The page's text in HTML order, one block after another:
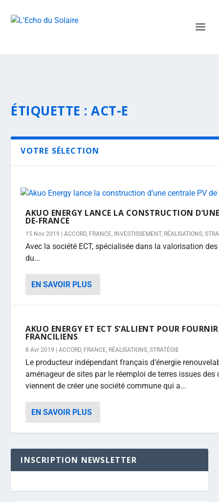
ÉTIQUETTE :ACT-E
VOTRE SÉLECTION
AKUO ENERGY LANCE LA CONSTRUCTION
DE-FRANCE
15 Nov 2019 |ACCORD, FRANCE, INVESTISSEMENT, RÉALISATIONS,
Avec la société ECT, spécialisée dans la valorisation
du...
EN SAVOIR PLUS
AKUO ENERGY ET ECT S’ALLIENT POUR
FRANCILIENS
8 Avr 2019 |ACCORD, FRANCE, RÉALISATIONS,STRATÉGIE
Le producteur indépendant français d’énergie
aménageur de sites par le réemploi de terres issues des
viennent de créer une société commune qui a...
EN SAVOIR PLUS
INSCRIPTION NEWSLETTER